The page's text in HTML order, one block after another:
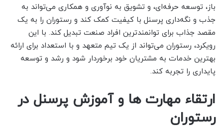
باز، توسعه حرفه‌ای، و تشویق به نوآوری و همکاری می‌تواند به
جذب و نگه‌داری پرسنل با کیفیت کمک کند و رستوران را به یک
مقصد جذاب برای توانمندترین افراد صنعت تبدیل کند. با این
رویکرد، رستوران می‌تواند از یک تیم متعهد و با استعداد برای ارائه
بهترین خدمات به مشتریان خود برخوردار شود و رشد و توسعه
پایداری را تجربه کند.
ارتقاء مهارت ها و آموزش پرسنل در
رستوران